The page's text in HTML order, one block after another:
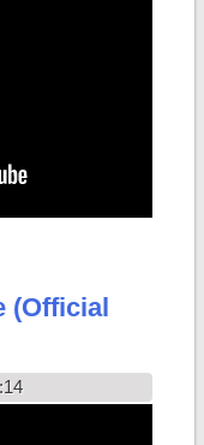
(Official